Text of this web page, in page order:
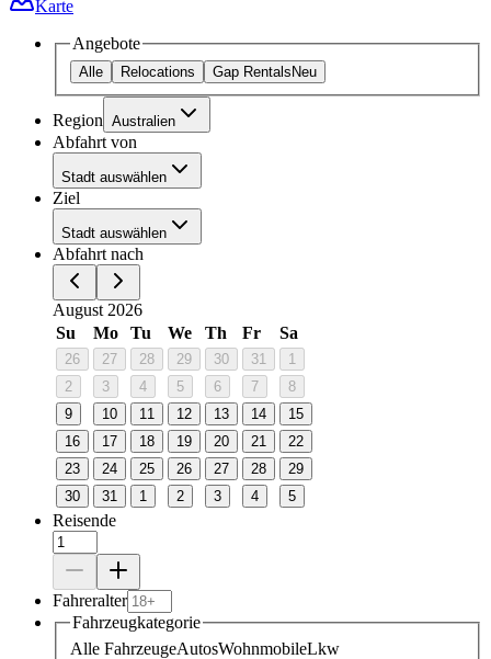
Karte
Angebote
Alle Relocations Gap Rentals Neu
Region Australien
Abfahrt von
Stadt auswählen
Ziel
Stadt auswählen
Abfahrt nach
August 2026
Su
Mo Tu We Th Fr Sa
26 27 28 29 30 31
1
2
3 4 5 6 7
8
9
10 11 12 13 14
15
16
17 18 19 20 21
22
23
24 25 26 27 28
29
30
31 1 2 3 4 5
Reisende
Fahreralter
Fahrzeugkategorie
Alle FahrzeugeAutosWohnmobileLkw